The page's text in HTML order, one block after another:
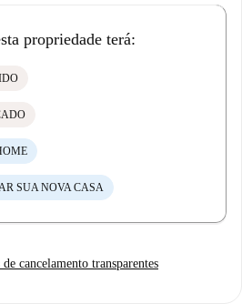
propriedade terá:
SUA NOVA CASA
cancelamento transparentes